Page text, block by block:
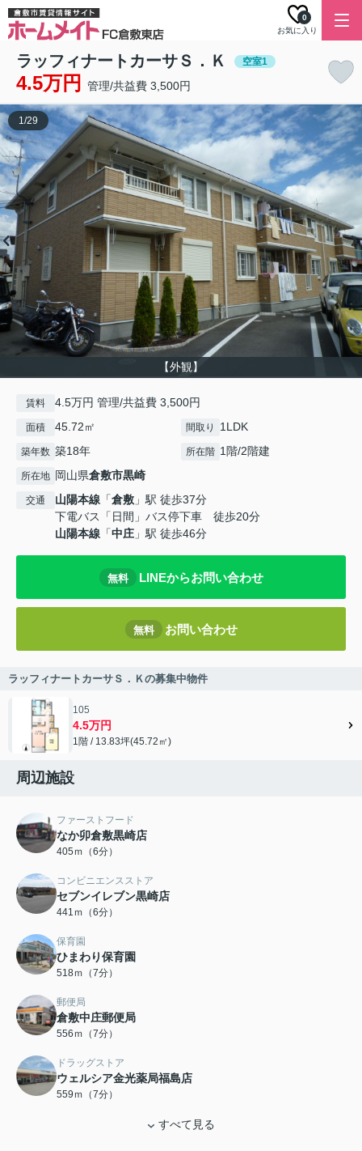
お気に入り
0
ラッフィナートカーサＳ．Ｋ 空室1
4.5万円 管理/共益費 3,500円
【外観】
1/29
賃料 4.5万円 管理/共益費 3,500円
面積 45.72㎡ 間取り 1LDK
築年数 築18年 所在階 1階/2階建
所在地 岡山県倉敷市黒崎
交通 山陽本線 「倉敷 」駅 徒歩37分
下電バス「日間」バス停下車 徒歩20分
山陽本線 「中庄 」駅 徒歩46分
無料 LINEからお問い合わせ
無料 お問い合わせ
ラッフィナートカーサＳ．Ｋの募集中物件
105
4.5万円
1階 / 13.83坪(45.72㎡)
周辺施設
ファーストフード
なか卯倉敷黒崎店
405ｍ（6分）
コンビニエンスストア
セブンイレブン黒崎店
441ｍ（6分）
保育園
ひまわり保育園
518ｍ（7分）
郵便局
倉敷中庄郵便局
556ｍ（7分）
ドラッグストア
ウェルシア金光薬局福島店
559ｍ（7分）
すべて見る